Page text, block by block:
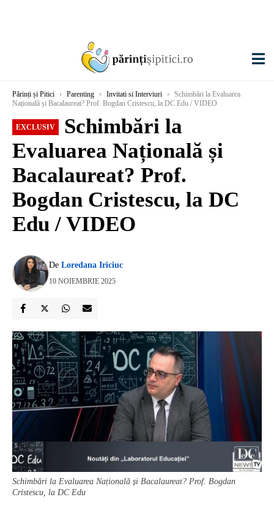
Părinți și Pitici › Parenting › Invitati si Interviuri ›
Schimbări la Evaluarea
Națională și Bacalaureat? Prof. Bogdan Cristescu, la DC Edu / VIDEO
EXCLUSIV
Schimbări la
Evaluarea Națională și
Bacalaureat? Prof.
Bogdan Cristescu, la DC
Edu / VIDEO
De Loredana Iriciuc
10 NOIEMBRIE 2025
Schimbări la Evaluarea Națională și Bacalaureat? Prof. Bogdan
Cristescu, la DC Edu